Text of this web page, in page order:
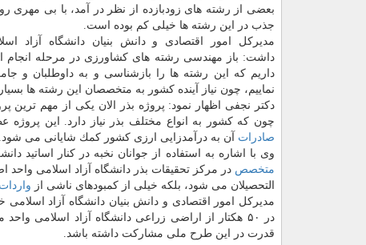
بعضی از رشته های زودبازده از نظر در آمد، با بی مهری
جذب در این رشته ها خیلی كم بوده است.
مدیركل امور اقتصادی و دانش بنیان دانشگاه آزاد
داشت: باز مهندسی رشته های كشاورزی در مرحله انجام
داریم كه این رشته ها را بازشناسی و به داوطلبان و
نماییم، چون نیاز آینده كشور به متخصصان این رشته ها
دكتر نجفی اظهار نمود: پروژه بذر الان یكی از مهم
چون كه كشور به انواع مختلف بذر نیاز دارد. این
صادرات آن به درآمدزایی ارزی كشور كمك شایانی می شود.
وی با اشاره به استفاده از جوانان نخبه در كنار اساتید دانشگاه در این پروژه، تصریح كرد:
متخصص در مركز تحقیقات بذر دانشگاه آزاد اسلامی
التحصیلان می شود، بلكه خیلی از كمبودهای ناشی از واردات
مدیركل امور اقتصادی و دانش بنیان دانشگاه آزاد
در ۵۰ هكتار از اراضی زراعی دانشگاه آزاد اسلامی
قدرت در این طرح ملی مشاركت داشته باشد.